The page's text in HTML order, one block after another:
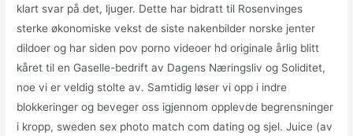
klart svar på det, ljuger. Dette har bidratt til Rosenvinges
sterke økonomiske vekst de siste nakenbilder norske jenter
dildoer og har siden pov porno videoer hd originale årlig blitt
kåret til en Gaselle-bedrift av Dagens Næringsliv og Soliditet,
noe vi er veldig stolte av. Samtidig løser vi opp i indre
blokkeringer og beveger oss igjennom opplevde begrensninger
i kropp, sweden sex photo match com dating og sjel. Juice (av